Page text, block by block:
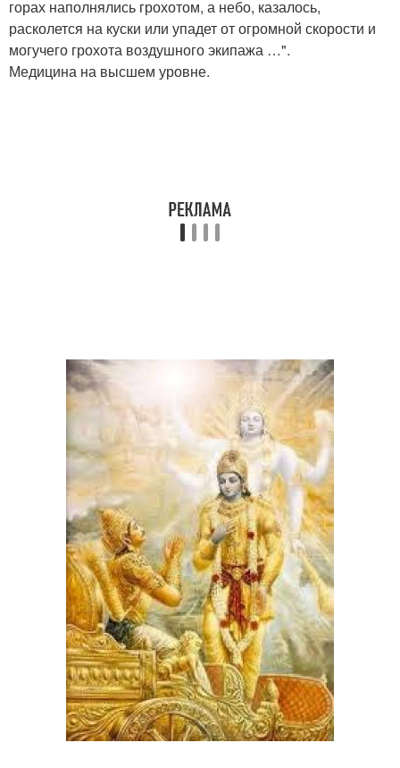
горах наполнялись грохотом, а небо, казалось,
расколется на куски или упадет от огромной скорости и
могучего грохота воздушного экипажа …".
Медицина на высшем уровне.